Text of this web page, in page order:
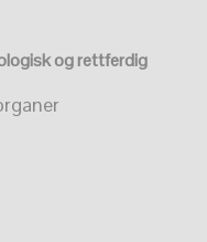
og rettferdig